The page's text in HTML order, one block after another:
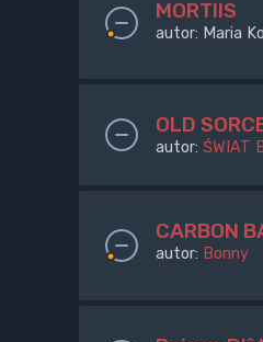
MORTIIS
autor: Maria
OLD
autor: ŚWIAT
CARBON
autor: Bonny